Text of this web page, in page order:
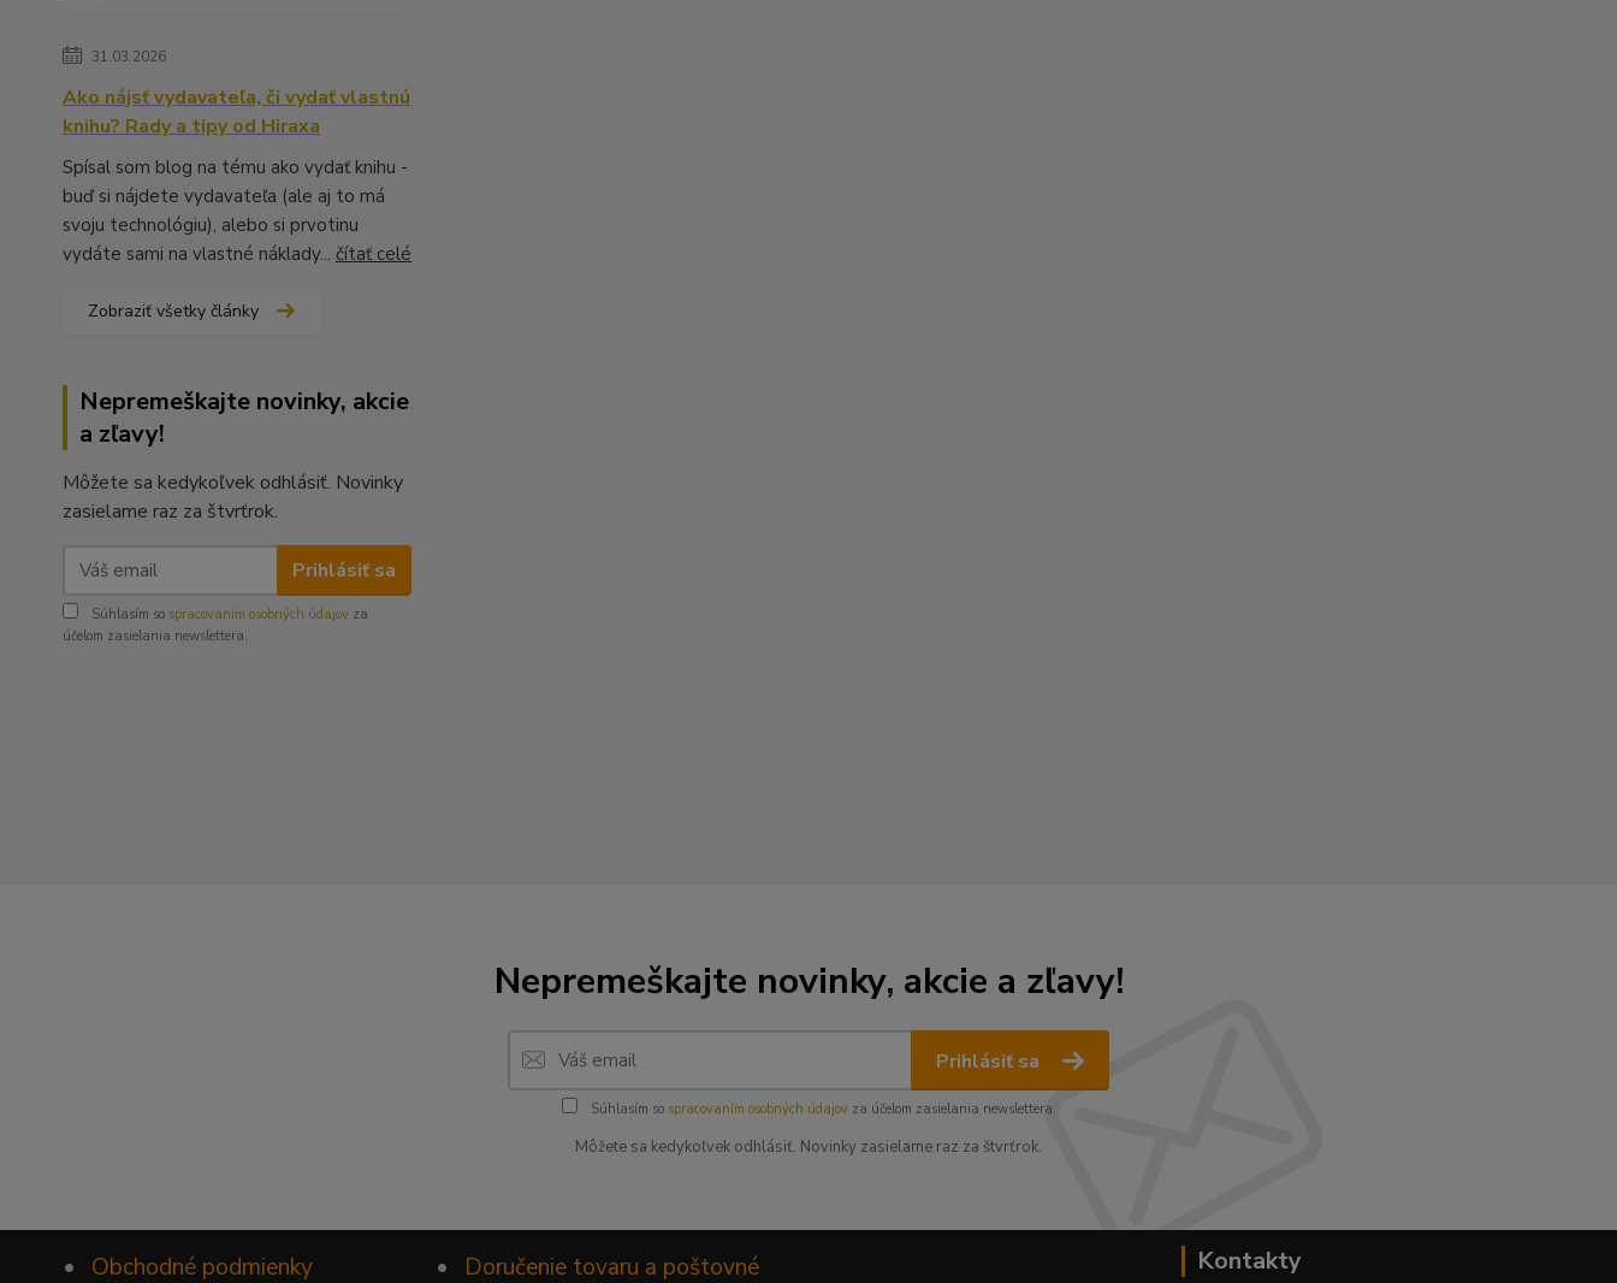
31.03.2026
Ako nájsť vydavateľa, či vydať vlastnú
knihu? Rady a tipy od Hiraxa
Spísal som blog na tému ako vydať knihu -
buď si nájdete vydavateľa (ale aj to má
svoju technológiu), alebo si prvotinu
vydáte sami na vlastné náklady... čítať celé
Zobraziť všetky články
Nepremeškajte novinky, akcie
a zľavy!
Môžete sa kedykoľvek odhlásiť. Novinky
zasielame raz za štvrťrok.
Prihlásiť sa
Súhlasím so spracovaním osobných údajov za
účelom zasielania newslettera.
Nepremeškajte novinky, akcie a zľavy!
Prihlásiť sa
Súhlasím so spracovaním osobných údajovza účelom zasielania newslettera.
Môžete sa kedykoľvek odhlásiť. Novinky zasielame raz za štvrťrok.
• Obchodné podmienky • Doručenie tovaru a poštovné Kontakty